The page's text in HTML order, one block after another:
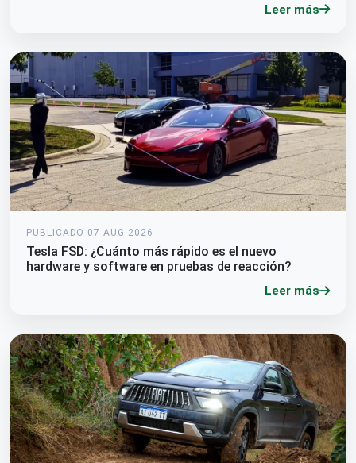
Leer más
PUBLICADO 07 AUG 2026
Tesla FSD: ¿Cuánto más rápido es el nuevo
hardware y software en pruebas de reacción?
Leer más